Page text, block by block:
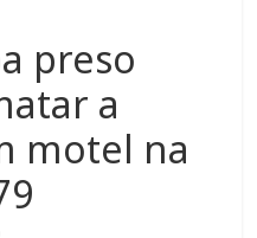
preso
a
motel na